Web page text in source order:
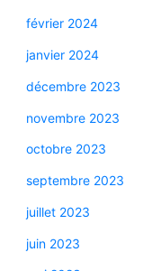
février 2024
janvier 2024
décembre 2023
novembre 2023
octobre 2023
septembre 2023
juillet 2023
juin 2023